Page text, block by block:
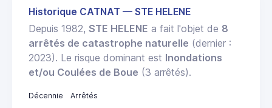
Historique CATNAT — STE HELENE
Depuis 1982, STE HELENE a fait l'objet de 8
arrêtés de catastrophe naturelle (dernier :
2023). Le risque dominant est Inondations
et/ou Coulées de Boue (3 arrêtés).
Décennie
Arrêtés